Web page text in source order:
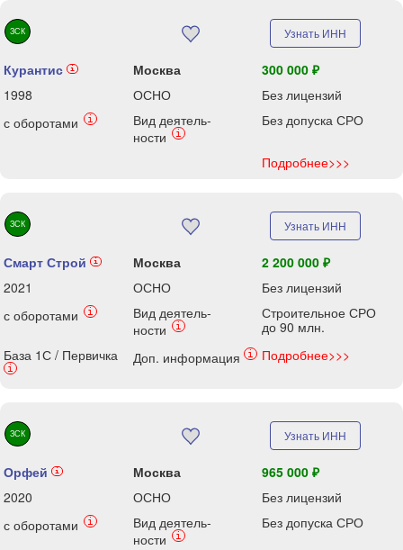
ЗСК Узнать ИНН
Курантис i Москва
300 000 ₽
1998
ОСНО
Без лицензий
с оборотами
i
Вид деятель-
ности
i
Без допуска СРО
Подробнее>>>
ЗСК Узнать ИНН
Смарт Строй i Москва
2 200 000 ₽
2021
ОСНО
Без лицензий
с оборотами
i
Вид деятель-
ности
i
Строительное СРО
до 90 млн.
База 1С / Первичка
i
Доп. информация i Подробнее>>>
ЗСК Узнать ИНН
Орфей i Москва
965 000 ₽
2020
ОСНО
Без лицензий
с оборотами
i
Вид деятель-
ности
i
Без допуска СРО